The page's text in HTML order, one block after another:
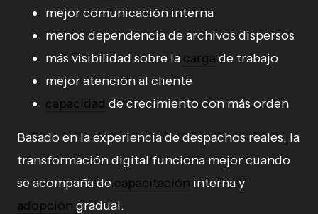
mejor comunicación interna
menos dependencia de archivos dispersos
más visibilidad sobre la carga de trabajo
mejor atención al cliente
capacidad de crecimiento con más orden
Basado en la experiencia de despachos reales, la
transformación digital funciona mejor cuando
se acompaña de capacitación interna y
adopción gradual.